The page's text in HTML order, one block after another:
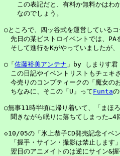
この表記だと、有料か無料かはわ
なのでしょう。
○ところで、四ッ谷式を運営している
先日の某ビストロイベントでは、
そして進行をKがやっていましたが
○「 佐藤裕美アンテナ 」by しまりす君
この日記やイベントリストもチェキさ
今売りのコンプティークの「魔女の
ちなみに、そこの「U」ってFunta
○無事11時半頃に帰り着いて、「まほ
聞きながら眠りに落ちてしまった
◇10/05の「氷上恭子CD発売記念イベ
「握手・サイン・撮影は禁止します
翌日のアニメイトのは逆にサイン&